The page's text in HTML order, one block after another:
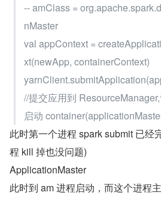
-- amClass =
nMaster
val appContext =
xt(newApp, containerContext)
//提交应用到
启动
此时第一个进程 spark submit 已经
程 kill 掉也没问题)
ApplicationMaster
此时到 am 进程启动，而这个进程